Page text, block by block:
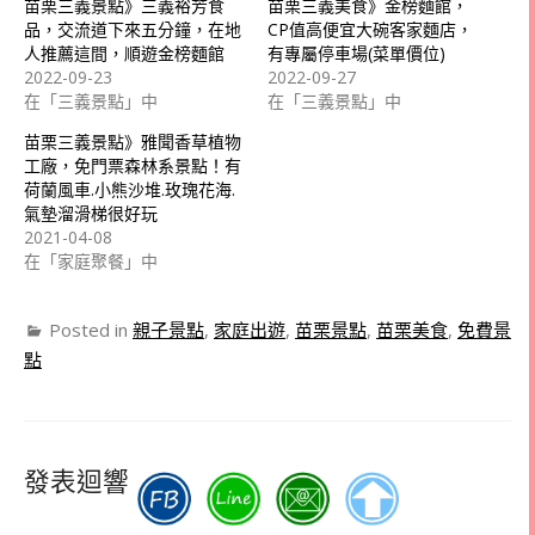
苗栗三義景點》三義裕芳食
品，交流道下來五分鐘，在地
人推薦這間，順遊金榜麵館
2022-09-23
在「三義景點」中
苗栗三義美食》金榜麵館，
CP值高便宜大碗客家麵店，
有專屬停車場(菜單價位)
2022-09-27
在「三義景點」中
苗栗三義景點》雅聞香草植物
工廠，免門票森林系景點！有
荷蘭風車.小熊沙堆.玫瑰花海.
氣墊溜滑梯很好玩
2021-04-08
在「家庭聚餐」中
Posted in 親子景點, 家庭出遊, 苗栗景點, 苗栗美食, 免費景
點
發表迴響